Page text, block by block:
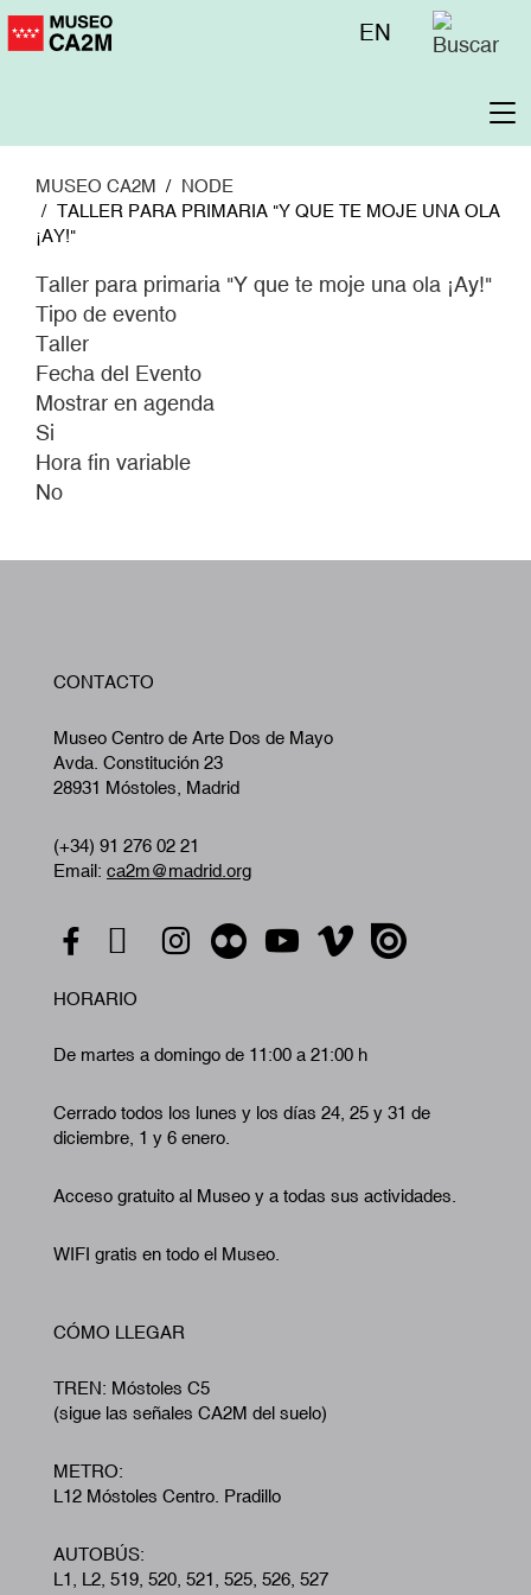
Pasar
Menú
EN
MUSEO CA2M
NODE
TALLER PARA PRIMARIA "Y QUE TE MOJE UNA OLA
¡AY!"
Taller para primaria "Y que te moje una ola ¡Ay!"
Tipo de evento
Taller
Fecha del Evento
Mostrar en agenda
Si
Hora fin variable
No
CONTACTO
Museo Centro de Arte Dos de Mayo
Avda. Constitución 23
28931 Móstoles, Madrid
(+34) 91 276 02 21
Email: ca2m@madrid.org
HORARIO
De martes a domingo de 11:00 a 21:00 h
Cerrado todos los lunes y los días 24, 25 y 31 de
diciembre, 1 y 6 enero.
Acceso gratuito al Museo y a todas sus actividades.
WIFI gratis en todo el Museo.
CÓMO LLEGAR
TREN: Móstoles C5
(sigue las señales CA2M del suelo)
METRO:
L12 Móstoles Centro. Pradillo
AUTOBÚS:
L1, L2, 519, 520, 521, 525, 526, 527